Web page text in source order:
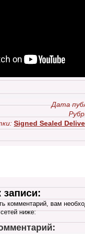
Дата
Signed Sealed
комментарий, вам
ниже: